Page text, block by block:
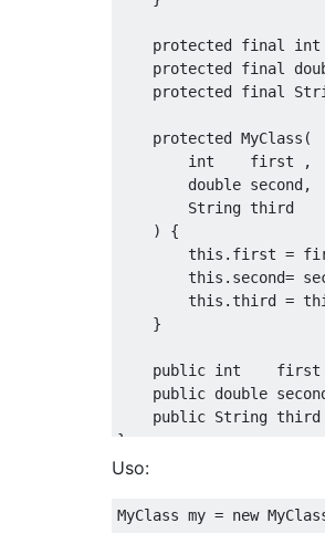
protected final int
protected
final
protected
final
protected MyClass (
int
    first
,
double second ,
String third
)
{
this . first =
this . second=
this .third =
}
public int
    first
public double
public String third
}
Uso:
MyClass my = new